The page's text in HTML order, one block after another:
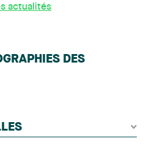
actualités
DES